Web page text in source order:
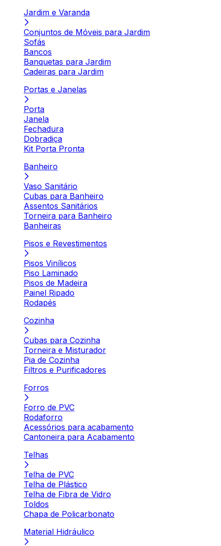
Jardim e Varanda
Conjuntos de Móveis para Jardim
Sofás
Bancos
Banquetas para Jardim
Cadeiras para Jardim
Portas e Janelas
Porta
Janela
Fechadura
Dobradiça
Kit Porta Pronta
Banheiro
Vaso Sanitário
Cubas para Banheiro
Assentos Sanitários
Torneira para Banheiro
Banheiras
Pisos e Revestimentos
Pisos Vinílicos
Piso Laminado
Pisos de Madeira
Painel Ripado
Rodapés
Cozinha
Cubas para Cozinha
Torneira e Misturador
Pia de Cozinha
Filtros e Purificadores
Forros
Forro de PVC
Rodaforro
Acessórios para acabamento
Cantoneira para Acabamento
Telhas
Telha de PVC
Telha de Plástico
Telha de Fibra de Vidro
Toldos
Chapa de Policarbonato
Material Hidráulico